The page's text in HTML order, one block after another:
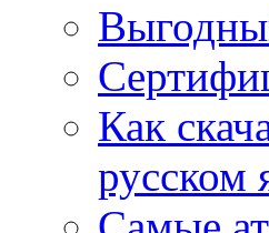
Как
русском